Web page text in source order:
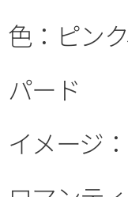
色：ピン
パード
イメージ